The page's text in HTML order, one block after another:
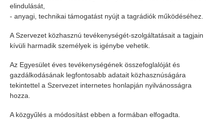
elindulását,
- anyagi, technikai támogatást nyújt a tagrádiók működéséhez.
A Szervezet közhasznú tevékenységét-szolgáltatásait a tagjain
kívüli harmadik személyek is igénybe vehetik.
Az Egyesület éves tevékenységének összefoglalóját és
gazdálkodásának legfontosabb adatait közhasznúságára
tekintettel a Szervezet internetes honlapján nyilvánosságra
hozza.
A közgyűlés a módosítást ebben a formában elfogadta.